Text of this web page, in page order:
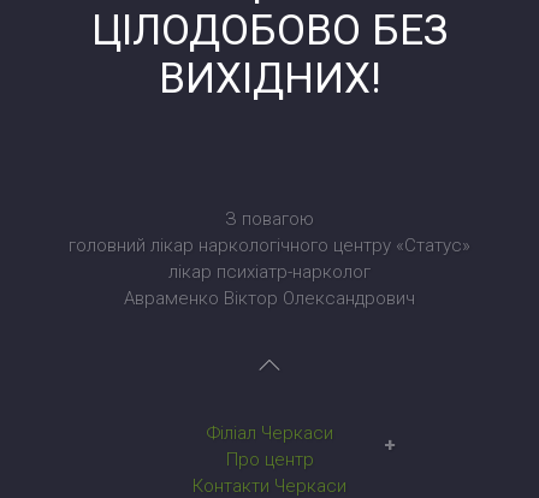
ЦІЛОДОБОВО БЕЗ
ВИХІДНИХ!
З повагою
головний лікар наркологічного центру «Статус»
лікар психіатр-нарколог
Авраменко Віктор Олександрович
Філіал Черкаси
Наркологічний центр у Черкасах
Про центр
Контакти Черкаси